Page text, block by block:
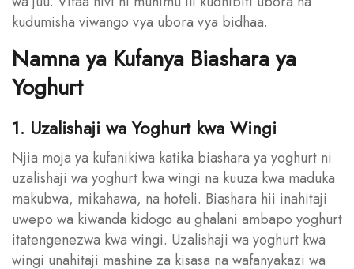
kudumisha viwango vya ubora vya bidhaa.
Namna ya Kufanya Biashara ya
Yoghurt
1. Uzalishaji wa Yoghurt kwa Wingi
Njia moja ya kufanikiwa katika biashara ya yoghurt ni
uzalishaji wa yoghurt kwa wingi na kuuza kwa maduka
makubwa, mikahawa, na hoteli. Biashara hii inahitaji
uwepo wa kiwanda kidogo au ghalani ambapo yoghurt
itatengenezwa kwa wingi. Uzalishaji wa yoghurt kwa
wingi unahitaji mashine za kisasa na wafanyakazi wa